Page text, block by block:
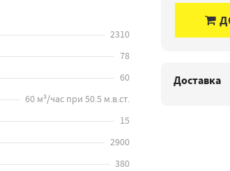
2310
78
60
60 м³/час при 50.5 м.в.ст.
15
2900
380
Доставка